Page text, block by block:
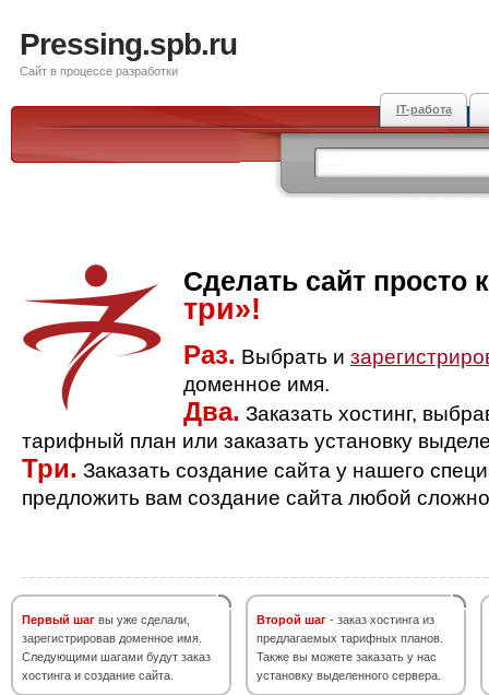
Pressing.spb.ru
Сайт в процессе разработки
IT-работа
Сделать сайт просто
три»!
Раз. Выбрать и
доменное имя.
Два. Заказать хостинг,
тарифный план или заказать установку
Три. Заказать создание сайта у нашего
предложить вам создание сайта любой
Первый шаг вы уже сделали,
зарегистрировав доменное имя.
Следующими шагами будут заказ
хостинга и создание сайта.
Второй шаг - заказ хостинга из
предлагаемых тарифных планов.
Также вы можете заказать у нас
установку выделенного сервера.